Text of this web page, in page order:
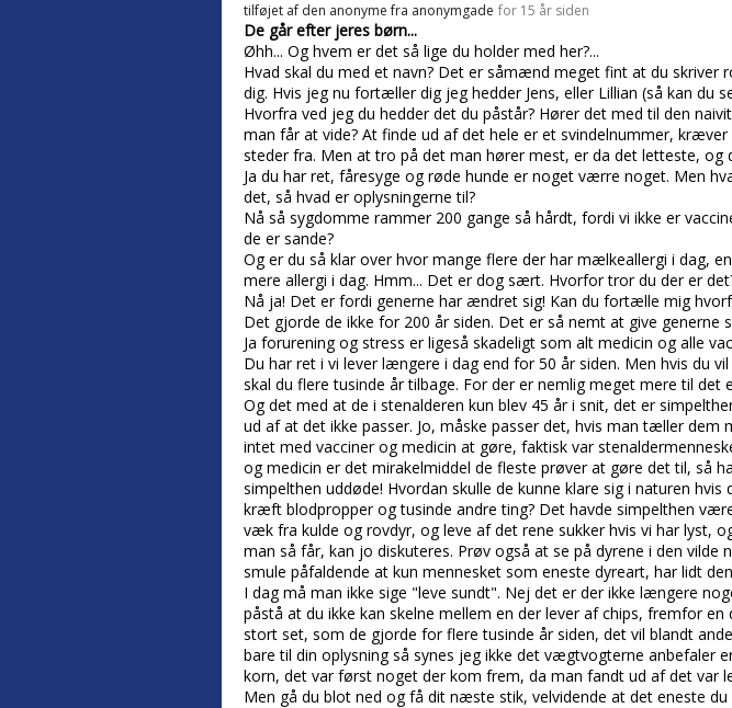
tilføjet af den anonyme fra anonymgade for 15 år siden
De går efter jeres børn...
Øhh... Og hvem er det så lige du holder med her?...
Hvad skal du med et navn? Det er såmænd meget fint at du skriver
dig. Hvis jeg nu fortæller dig jeg hedder Jens, eller Lillian (så kan
Hvorfra ved jeg du hedder det du påstår? Hører det med til den
man får at vide? At finde ud af det hele er et svindelnummer,
steder fra. Men at tro på det man hører mest, er da det letteste, og
Ja du har ret, fåresyge og røde hunde er noget værre noget. Men
det, så hvad er oplysningerne til?
Nå så sygdomme rammer 200 gange så hårdt, fordi vi ikke er
de er sande?
Og er du så klar over hvor mange flere der har mælkeallergi i dag,
mere allergi i dag. Hmm... Det er dog sært. Hvorfor tror du der er
Nå ja! Det er fordi generne har ændret sig! Kan du fortælle mig
Det gjorde de ikke for 200 år siden. Det er så nemt at give generne
Ja forurening og stress er ligeså skadeligt som alt medicin og alle
Du har ret i vi lever længere i dag end for 50 år siden. Men hvis du
skal du flere tusinde år tilbage. For der er nemlig meget mere til
Og det med at de i stenalderen kun blev 45 år i snit, det er
ud af at det ikke passer. Jo, måske passer det, hvis man tæller
intet med vacciner og medicin at gøre, faktisk var
og medicin er det mirakelmiddel de fleste prøver at gøre det til, så
simpelthen uddøde! Hvordan skulle de kunne klare sig i naturen
kræft blodpropper og tusinde andre ting? Det havde simpelthen
væk fra kulde og rovdyr, og leve af det rene sukker hvis vi har lyst,
man så får, kan jo diskuteres. Prøv også at se på dyrene i den
smule påfaldende at kun mennesket som eneste dyreart, har lidt
I dag må man ikke sige "leve sundt". Nej det er der ikke længere
påstå at du ikke kan skelne mellem en der lever af chips, fremfor
stort set, som de gjorde for flere tusinde år siden, det vil blandt
bare til din oplysning så synes jeg ikke det vægtvogterne anbefaler
korn, det var først noget der kom frem, da man fandt ud af det var
Men gå du blot ned og få dit næste stik, velvidende at det eneste